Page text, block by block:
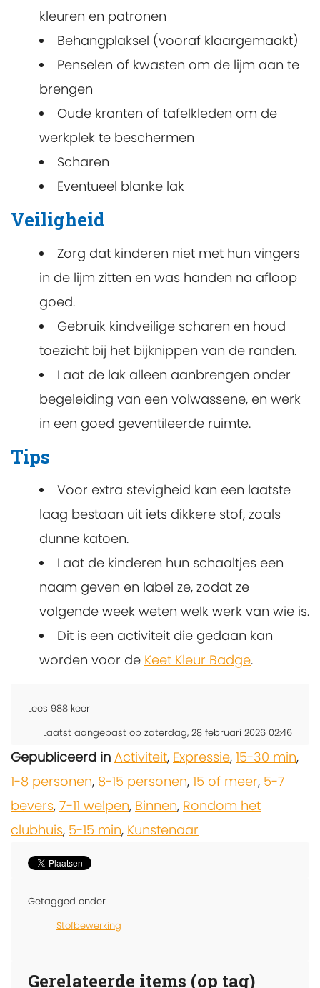
kleuren en patronen
Behangplaksel (vooraf klaargemaakt)
Penselen of kwasten om de lijm aan te
brengen
Oude kranten of tafelkleden om de
werkplek te beschermen
Scharen
Eventueel blanke lak
Veiligheid
Zorg dat kinderen niet met hun vingers
in de lijm zitten en was handen na afloop
goed.
Gebruik kindveilige scharen en houd
toezicht bij het bijknippen van de randen.
Laat de lak alleen aanbrengen onder
begeleiding van een volwassene, en werk
in een goed geventileerde ruimte.
Tips
Voor extra stevigheid kan een laatste
laag bestaan uit iets dikkere stof, zoals
dunne katoen.
Laat de kinderen hun schaaltjes een
naam geven en label ze, zodat ze
volgende week weten welk werk van wie is.
Dit is een activiteit die gedaan kan
worden voor de Keet Kleur Badge.
Lees 988 keer
Laatst aangepast op zaterdag, 28 februari 2026 02:46
Gepubliceerd in Activiteit, Expressie, 15-30 min,
1-8 personen, 8-15 personen, 15 of meer, 5-7
bevers, 7-11 welpen, Binnen, Rondom het
clubhuis, 5-15 min, Kunstenaar
Getagged onder
Stofbewerking
Gerelateerde items (op tag)